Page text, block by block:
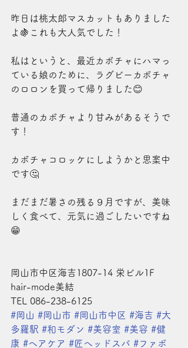
昨日は桃太郎マスカットもありました
よ🍇これも大人気でした！
私はというと、最近カボチャにハマっ
ている娘のために、ラグビーカボチャ
のロロンを買って帰りました😊
普通のカボチャより甘みがあるそうで
す！
カボチャコロッケにしようかと思案中
です🤔
まだまだ暑さの残る９月ですが、美味
しく食べて、元気に過ごしたいですね
😁
岡山市中区海吉1807-14 栄ビル1F
hair-mode美結
TEL 086-238-6125
#岡山 #岡山市 #岡山市中区 #海吉 #大
多羅駅 #和モダン #美容室 #美容 #健
康 #ヘアケア #匠ヘッドスパ #ファボ